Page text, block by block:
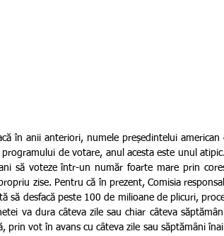
programului de votare, anul acesta este unul
să voteze într-un număr foarte mare prin
zise. Pentru că în prezent, Comisia
să desfacă peste 100 de milioane de plicuri,
va dura câteva zile sau chiar câteva
prin vot în avans cu câteva zile sau săptămâni